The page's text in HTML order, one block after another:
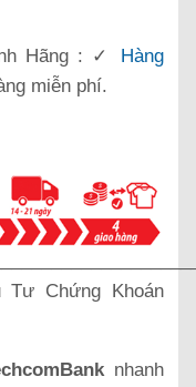
Hãng : ✓ Hàng
miễn phí.
Chứng Khoán
nhanh